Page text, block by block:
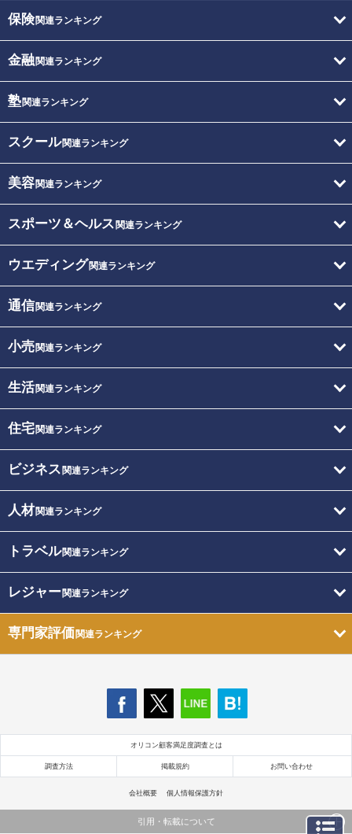
保険関連ランキング
金融関連ランキング
塾関連ランキング
スクール関連ランキング
美容関連ランキング
スポーツ＆ヘルス 関連ランキング
ウエディング関連ランキング
通信関連ランキング
小売関連ランキング
生活関連ランキング
住宅関連ランキング
ビジネス 関連ランキング
人材関連ランキング
トラベル関連ランキング
レジャー関連ランキング
専門家評価関連ランキング
オリコン顧客満足度調査とは
調査方法 掲載規約 お問い合わせ
会社概要 個人情報保護方針
引用・転載について